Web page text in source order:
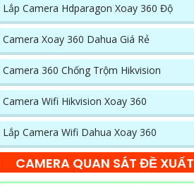
Lắp Camera Hdparagon Xoay 360 Độ
Camera Xoay 360 Dahua Giá Rẻ
Camera 360 Chống Trộm Hikvision
Camera Wifi Hikvision Xoay 360
Lắp Camera Wifi Dahua Xoay 360
CAMERA QUAN SÁT ĐỀ XUẤT